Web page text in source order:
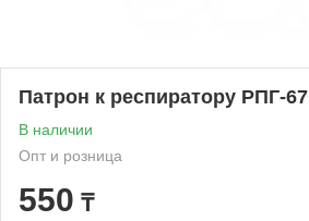
Патрон к респиратору РПГ-67
В наличии
Опт и розница
550 ₸